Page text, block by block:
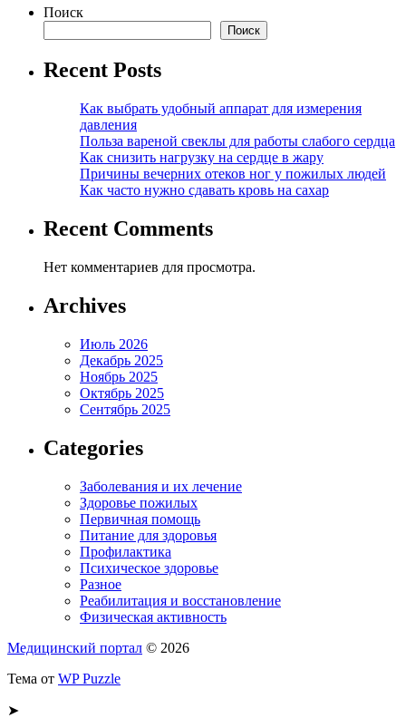
Поиск
Поиск
Recent Posts
Как выбрать удобный аппарат для измерения
давления
Польза вареной свеклы для работы слабого сердца
Как снизить нагрузку на сердце в жару
Причины вечерних отеков ног у пожилых людей
Как часто нужно сдавать кровь на сахар
Recent Comments
Нет комментариев для просмотра.
Archives
Июль 2026
Декабрь 2025
Ноябрь 2025
Октябрь 2025
Сентябрь 2025
Categories
Заболевания и их лечение
Здоровье пожилых
Первичная помощь
Питание для здоровья
Профилактика
Психическое здоровье
Разное
Реабилитация и восстановление
Физическая активность
Медицинский портал © 2026
Тема от WP Puzzle
➤